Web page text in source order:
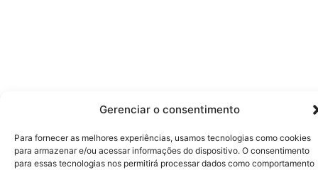
Gerenciar o consentimento
Para fornecer as melhores experiências, usamos tecnologias como cookies
para armazenar e/ou acessar informações do dispositivo. O consentimento
para essas tecnologias nos permitirá processar dados como comportamento